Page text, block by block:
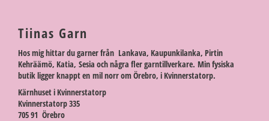
Tiinas Garn
Hos mig hittar du garner från Lankava, Kaupunkilanka, Pirtin
Kehräämö, Katia, Sesia och några fler garntillverkare. Min fysiska
butik ligger knappt en mil norr om Örebro, i Kvinnerstatorp.
Kärnhuset i Kvinnerstatorp
Kvinnerstatorp 335
705 91 Örebro